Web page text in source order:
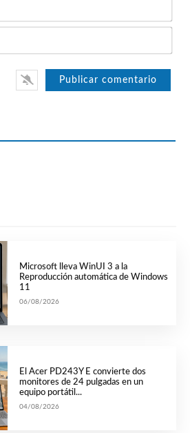
Microsoft lleva WinUI 3 a la
Reproducción automática de Windows
11
06/08/2026
El Acer PD243Y E convierte dos
monitores de 24 pulgadas en un
equipo portátil...
04/08/2026